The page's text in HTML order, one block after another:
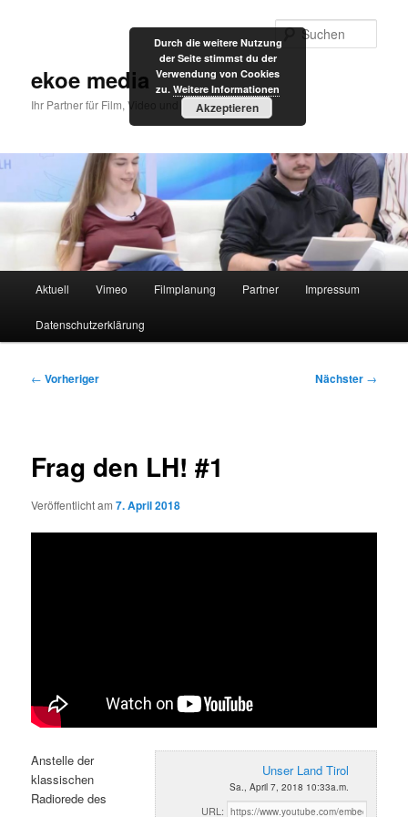
ekoe media
Ihr Partner für Film, Video und Internet
Aktuell Vimeo Filmplanung Partner Impressum
Datenschutzerklärung
Beitragsnavigation
← Vorheriger Nächster →
Frag den LH! #1
Veröffentlicht am7. April 2018
Unser Land Tirol
Sa., April 7, 2018 10:33a.m.
URL:
Anstelle der
klassischen
Radiorede des
Durch die weitere Nutzung
der Seite stimmst du der
Verwendung von Cookies
zu. Weitere Informationen
Akzeptieren